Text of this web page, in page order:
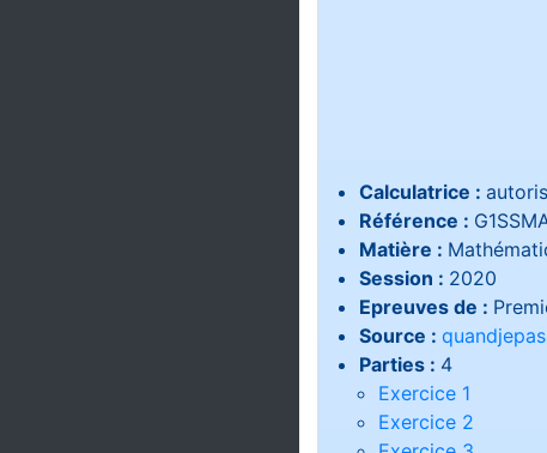
Calculatrice :
Référence :
Matière :
Session : 2020
Epreuves de :
Source :
Parties : 4
Exercice 1
Exercice 2